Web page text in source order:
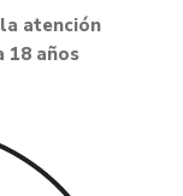
atención
18 años